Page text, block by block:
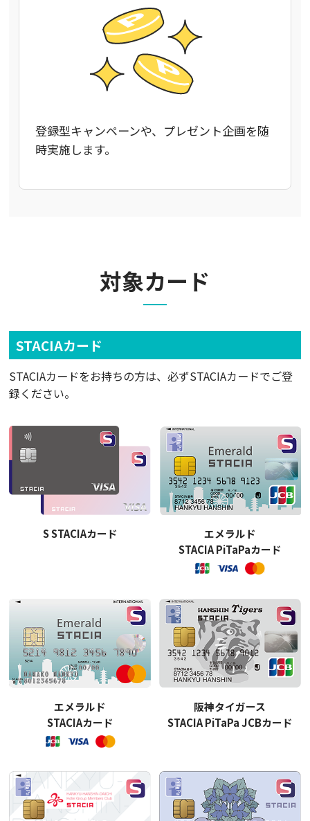
登録型キャンペーンや、プレゼント企画を随
時実施します。
対象カード
STACIAカード
STACIAカードをお持ちの方は、必ずSTACIAカードでご登
録ください。
S STACIAカード
エメラルド
STACIA PiTaPaカード
エメラルド
STACIAカード
阪神タイガース
STACIA PiTaPa JCBカード